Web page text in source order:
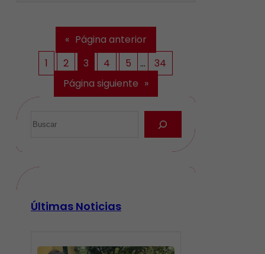
« Página anterior
1
2 3 4 5 …
34
Página siguiente »
Últimas Noticias